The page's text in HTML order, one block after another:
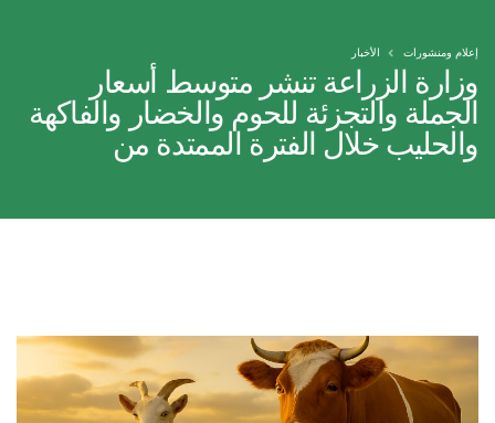
وزارة الزراعة تنشر متوسط أسعار
الجملة والتجزئة للحوم والخضار والفاكهة
والحليب خلال الفترة الممتدة من
إعلام ومنشورات الأخبار